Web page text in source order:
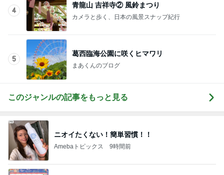
4
青龍山 吉祥寺② 風鈴まつり
カメラと歩く、日本の風景スナップ紀行
5
葛西臨海公園に咲くヒマワリ
まあくんのブログ
このジャンルの記事をもっと見る
ニオイたくない！簡単習慣！！
Amebaトピックス 9時間前